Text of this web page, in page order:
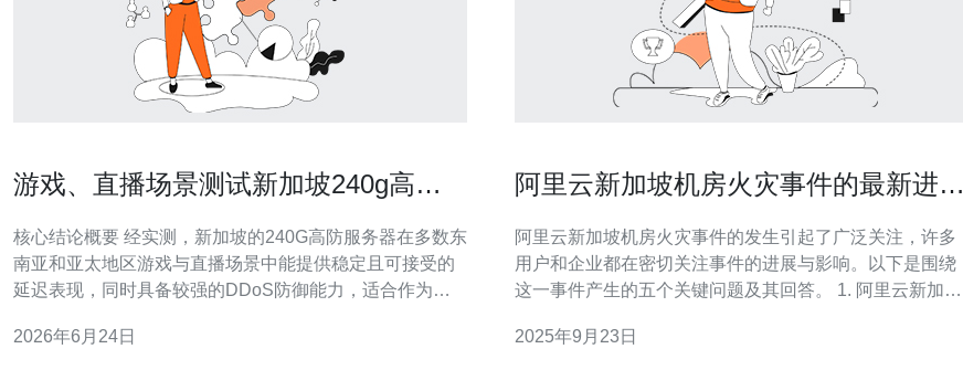
游戏、直播场景测试新加坡240g高防
核心结论概要 经实测，新加坡的240G高防服务器在多数东
南亚和亚太地区游戏与直播场景中能提供稳定且可接受的
延迟表现，同时具备较强的DDoS防御能力，适合作为面
地网络互联表现，推荐德讯电讯为优先选择，因其在主机
2026年6月24日
阿里云新加坡机房火灾事件的最新进展
阿里云新加坡机房火灾事件的发生引起了广泛关注，许多
用户和企业都在密切关注事件的进展与影响。以下是围绕
这一事件产生的五个关键问题及其回答。 1. 阿里云新加坡
生在2023年10月15日，具体原因目前仍在调查中。初步调
2025年9月23日